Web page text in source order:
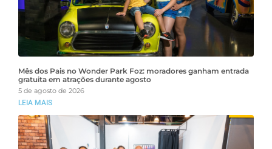
Mês dos Pais no Wonder Park Foz: moradores ganham entrada
gratuita em atrações durante agosto
5 de agosto de 2026
LEIA MAIS